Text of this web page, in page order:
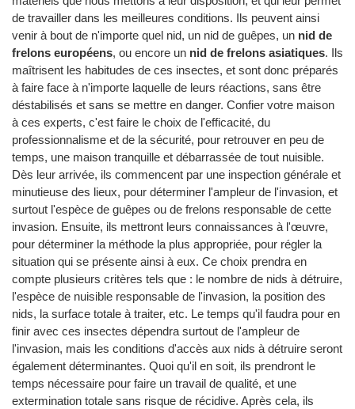
de travailler dans les meilleures conditions. Ils peuvent ainsi
venir à bout de n'importe quel nid, un nid de guêpes, un nid de
frelons européens, ou encore un nid de frelons asiatiques. Ils
maîtrisent les habitudes de ces insectes, et sont donc préparés
à faire face à n'importe laquelle de leurs réactions, sans être
déstabilisés et sans se mettre en danger. Confier votre maison
à ces experts, c'est faire le choix de l'efficacité, du
professionnalisme et de la sécurité, pour retrouver en peu de
temps, une maison tranquille et débarrassée de tout nuisible.
Dès leur arrivée, ils commencent par une inspection générale et
minutieuse des lieux, pour déterminer l'ampleur de l'invasion, et
surtout l'espèce de guêpes ou de frelons responsable de cette
invasion. Ensuite, ils mettront leurs connaissances à l'œuvre,
pour déterminer la méthode la plus appropriée, pour régler la
situation qui se présente ainsi à eux. Ce choix prendra en
compte plusieurs critères tels que : le nombre de nids à détruire,
l'espèce de nuisible responsable de l'invasion, la position des
nids, la surface totale à traiter, etc. Le temps qu'il faudra pour en
finir avec ces insectes dépendra surtout de l'ampleur de
l'invasion, mais les conditions d'accès aux nids à détruire seront
également déterminantes. Quoi qu'il en soit, ils prendront le
temps nécessaire pour faire un travail de qualité, et une
extermination totale sans risque de récidive. Après cela, ils